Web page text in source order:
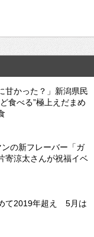
甘かった？」新潟県民
食べる”極上えだまめ
の新フレーバー「ガ
涼太さんが祝福イベ
て2019年超え 5月は